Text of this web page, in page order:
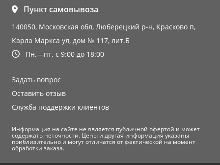
Пункт самовывоза
140050, Московская обл, Люберецкий р-н, Красково п,
Карла Маркса ул, дом № 117, лит.Б
Пн.—пт. с 9:00 до 18:00
Задать вопрос
Оставить отзыв
Служба поддержки клиентов
Информация на сайте не является публичной офертой и может
содержать неточности. Цены и другая информация указаны
приблизительно и могут отличатся от фактической на момент
обработки заказа.